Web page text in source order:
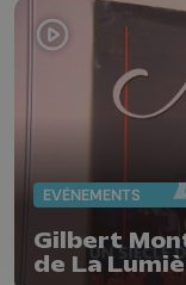
EVÈNEMENTS
Gilbert
de La